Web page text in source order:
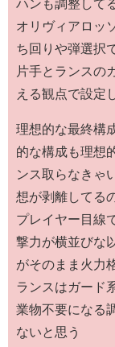
ハンも調整して
オリヴィアロッ
ち回りや弾選択
片手とランスの
える観点で設定
理想的な最終構
的な構成も理想
ンス取らなきゃ
想が剥離してる
プレイヤー目線
撃力が横並びな
がそのまま火力
ランスはガード
業物不要になる
ないと思う